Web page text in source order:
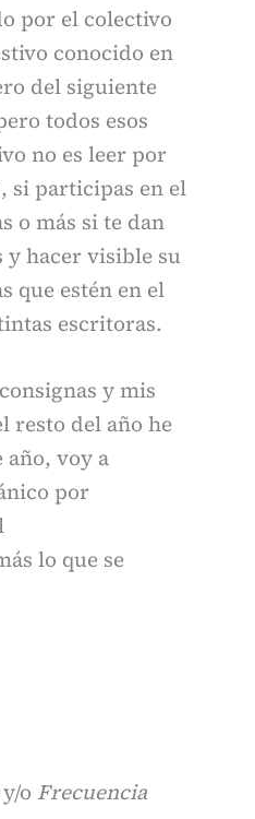
por el colectivo
conocido en
del siguiente
todos esos
no es leer por
si participas en el
o más si te dan
y hacer visible su
que estén en el
escritoras.
y mis
resto del año he
año, voy a
por
lo que se
y/o Frecuencia